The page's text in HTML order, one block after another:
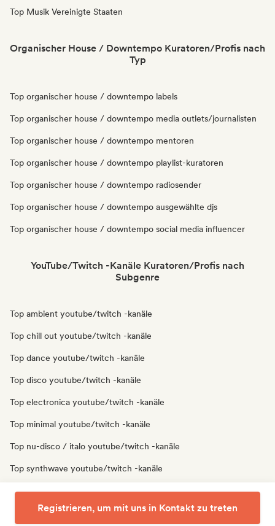
Top Musik Vereinigte Staaten
Organischer House / Downtempo Kuratoren/Profis nach
Typ
Top organischer house / downtempo labels
Top organischer house / downtempo media outlets/journalisten
Top organischer house / downtempo mentoren
Top organischer house / downtempo playlist-kuratoren
Top organischer house / downtempo radiosender
Top organischer house / downtempo ausgewählte djs
Top organischer house / downtempo social media influencer
YouTube/Twitch -Kanäle Kuratoren/Profis nach
Subgenre
Top ambient youtube/twitch -kanäle
Top chill out youtube/twitch -kanäle
Top dance youtube/twitch -kanäle
Top disco youtube/twitch -kanäle
Top electronica youtube/twitch -kanäle
Top minimal youtube/twitch -kanäle
Top nu-disco / italo youtube/twitch -kanäle
Top synthwave youtube/twitch -kanäle
Top techno youtube/twitch -kanäle
Top trip hop youtube/twitch -kanäle
Registrieren, um mit uns in Kontakt zu treten